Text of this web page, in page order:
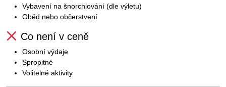
Vybavení na šnorchlování (dle výletu)
Oběd nebo občerstvení
Co není v ceně
Osobní výdaje
Spropitné
Volitelné aktivity